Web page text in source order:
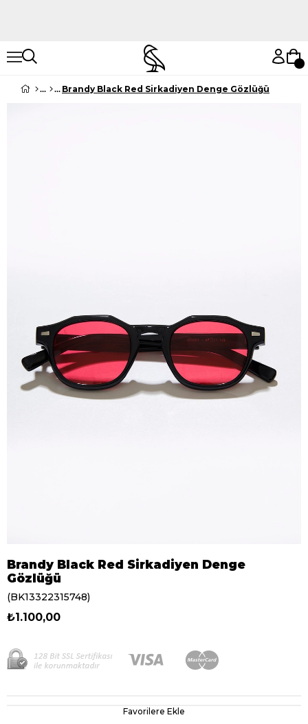
Brandy Black Red Sirkadiyen Denge Gözlüğü
Brandy Black Red Sirkadiyen Denge
Gözlüğü
(BK13322315748)
₺1.100,00
Favorilere Ekle